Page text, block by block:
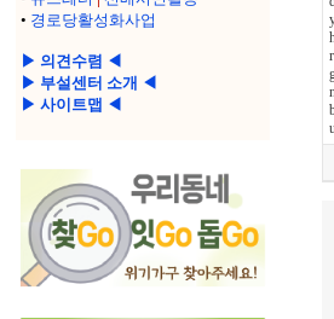
• 경로당활성화사업
▶ 의견수렴 ◀
▶ 부설센터 소개 ◀
▶ 사이트맵 ◀